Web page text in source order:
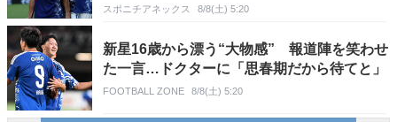
スポニチアネックス 8/8(土) 5:20
新星16歳から漂う“大物感” 報道陣を笑わせ
た一言…ドクターに「思春期だから待てと」
FOOTBALL ZONE 8/8(土) 5:20